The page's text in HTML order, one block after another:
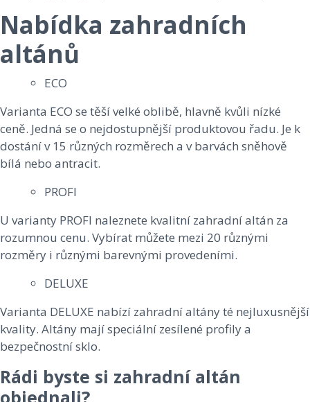
Nabídka zahradních
altánů
ECO
Varianta ECO se těší velké oblibě, hlavně kvůli nízké
ceně. Jedná se o nejdostupnější produktovou řadu. Je k
dostání v 15 různých rozměrech a v barvách sněhově
bílá nebo antracit.
PROFI
U varianty PROFI naleznete kvalitní zahradní altán za
rozumnou cenu. Vybírat můžete mezi 20 různými
rozměry i různými barevnými provedeními.
DELUXE
Varianta DELUXE nabízí zahradní altány té nejluxusnější
kvality. Altány mají speciální zesílené profily a
bezpečnostní sklo.
Rádi byste si zahradní altán